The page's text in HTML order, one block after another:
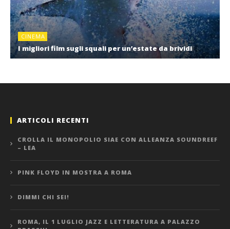
CINEMA
I migliori film sugli squali per un’estate da brividi
ARTICOLI RECENTI
CROLLA IL MONOPOLIO SIAE CON ALLEANZA SOUNDREEF
– LEA
PINK FLOYD IN MOSTRA A ROMA
DIMMI CHI SEI!
ROMA, IL 1 LUGLIO JAZZ E LETTERATURA A PALAZZO